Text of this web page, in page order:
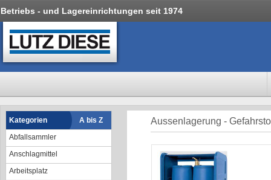
Betriebs - und Lagereinrichtungen seit 1974
Kategorien
A bis Z
Abfallsammler
Anschlagmittel
Arbeitsplatz
Aussenlagerung -